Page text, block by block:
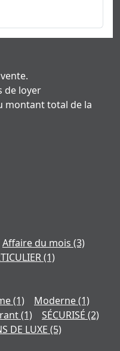
de loyer
montant total de la
Affaire du mois (3)
(1)
(1) Moderne(1)
(1) SÉCURISÉ (2)
DE LUXE (5)